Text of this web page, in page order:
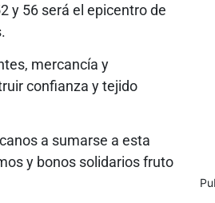
y 56 será el epicentro de
mercancía y
confianza y tejido
a sumarse a esta
y bonos solidarios fruto